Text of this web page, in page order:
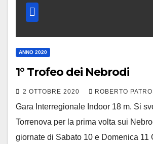
ANNO 2020
1° Trofeo dei Nebrodi
2 OTTOBRE 2020 ROBERTO
Gara Interregionale Indoor 18 m. Si
Torrenova per la prima volta sui
giornate di Sabato 10 e Domenica 11